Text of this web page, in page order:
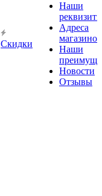
Скидки
Наши
Адреса
магазинов
Наши
Новости
Отзывы